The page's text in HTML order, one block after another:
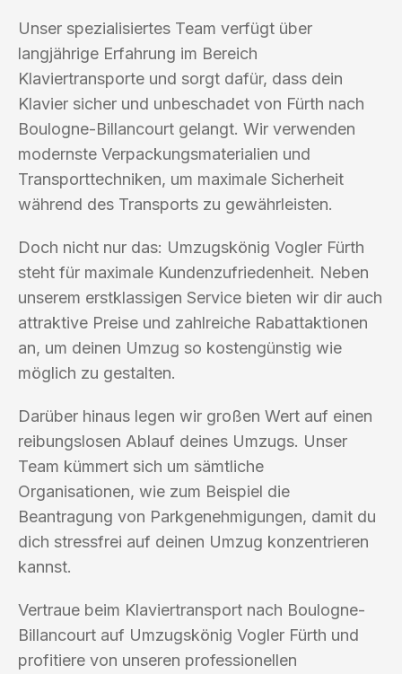
Unser spezialisiertes Team verfügt über
langjährige Erfahrung im Bereich
Klaviertransporte und sorgt dafür, dass dein
Klavier sicher und unbeschadet von Fürth nach
Boulogne-Billancourt gelangt. Wir verwenden
modernste Verpackungsmaterialien und
Transporttechniken, um maximale Sicherheit
während des Transports zu gewährleisten.
Doch nicht nur das: Umzugskönig Vogler Fürth
steht für maximale Kundenzufriedenheit. Neben
unserem erstklassigen Service bieten wir dir auch
attraktive Preise und zahlreiche Rabattaktionen
an, um deinen Umzug so kostengünstig wie
möglich zu gestalten.
Darüber hinaus legen wir großen Wert auf einen
reibungslosen Ablauf deines Umzugs. Unser
Team kümmert sich um sämtliche
Organisationen, wie zum Beispiel die
Beantragung von Parkgenehmigungen, damit du
dich stressfrei auf deinen Umzug konzentrieren
kannst.
Vertraue beim Klaviertransport nach Boulogne-
Billancourt auf Umzugskönig Vogler Fürth und
profitiere von unseren professionellen